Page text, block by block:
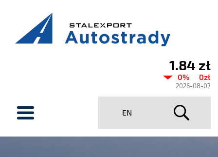
Stalexport
Autostrady
SA
1.84 zł
0% 0zł
2026-08-07
EN